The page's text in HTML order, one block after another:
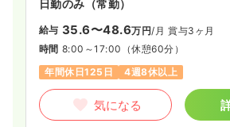
日勤のみ（常勤）
給与 35.6〜48.6万円/月 賞与3ヶ月
時間 8:00～17:00 （休憩60分）
年間休日125日
4週8休以上
気になる